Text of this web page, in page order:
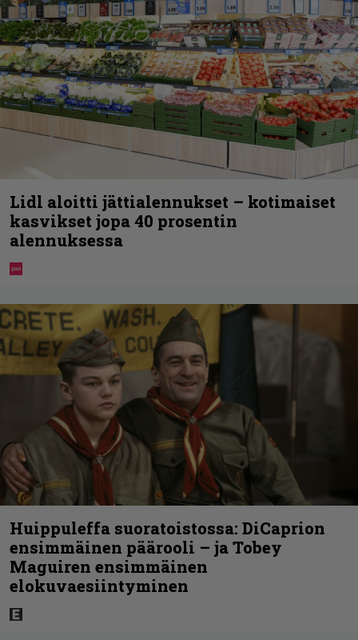
Lidl aloitti jättialennukset – kotimaiset
kasvikset jopa 40 prosentin
alennuksessa
Huippuleffa suoratoistossa: DiCaprion
ensimmäinen päärooli – ja Tobey
Maguiren ensimmäinen
elokuvaesiintyminen